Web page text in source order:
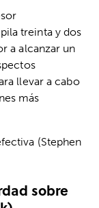
treinta y dos
a alcanzar un
llevar a cabo
más
sobre